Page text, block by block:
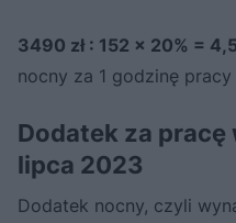
3490 zł : 152 × 20% =
nocny za 1 godzinę
Dodatek za
lipca 2023
Dodatek nocny, czyli